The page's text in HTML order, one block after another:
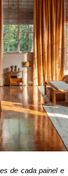
de cada painel e